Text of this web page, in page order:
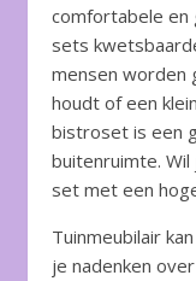
comfortabele en
sets
mensen worden
houdt of een
bistroset is een
buitenruimte.
set met een
Tuinmeubilair
je nadenken